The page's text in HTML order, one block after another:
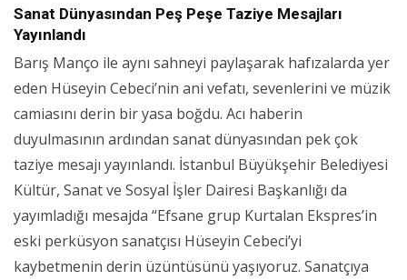
Sanat Dünyasından Peş Peşe Taziye Mesajları
Yayınlandı
Barış Manço ile aynı sahneyi paylaşarak hafızalarda yer
eden Hüseyin Cebeci’nin ani vefatı, sevenlerini ve müzik
camiasını derin bir yasa boğdu. Acı haberin
duyulmasının ardından sanat dünyasından pek çok
taziye mesajı yayınlandı. İstanbul Büyükşehir Belediyesi
Kültür, Sanat ve Sosyal İşler Dairesi Başkanlığı da
yayımladığı mesajda “Efsane grup Kurtalan Ekspres’in
eski perküsyon sanatçısı Hüseyin Cebeci’yi
kaybetmenin derin üzüntüsünü yaşıyoruz. Sanatçıya